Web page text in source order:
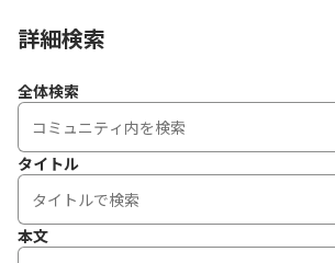
詳細検索
全体検索
タイトル
本文